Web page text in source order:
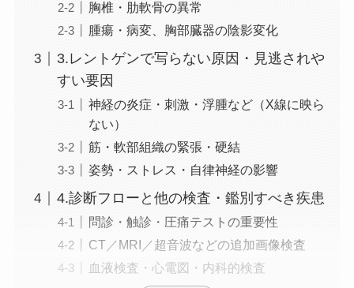
胸椎・肋軟骨の異常
腫瘍・病変、胸部臓器の陰影変化
3.レントゲンで写らない原因・見逃されや
すい要因
神経の炎症・刺激・浮腫など（X線に映ら
ない）
筋・軟部組織の緊張・硬結
姿勢・ストレス・自律神経の影響
4.診断フローと他の検査・鑑別すべき疾患
問診・触診・圧痛テストの重要性
CT／MRI／超音波などの追加画像検査
血液検査・心電図・内科的検査